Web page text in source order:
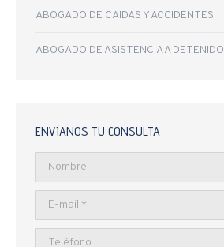
ABOGADO DE CAIDAS Y ACCIDENTES
ABOGADO DE ASISTENCIA A
ENVÍANOS TU CONSULTA
Nombre
E-mail *
Teléfono